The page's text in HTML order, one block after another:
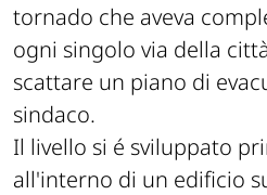
tornado che aveva
ogni singolo via della
scattare un piano di
sindaco.
Il livello si é sviluppato
all'interno di un edificio